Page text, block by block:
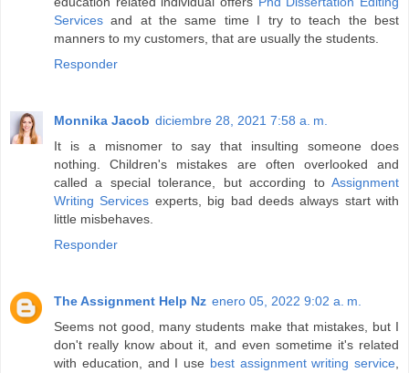
Services and at the same time I try to teach the best
manners to my customers, that are usually the students.
Responder
Monnika Jacob diciembre 28, 2021 7:58 a. m.
It is a misnomer to say that insulting someone does
nothing. Children's mistakes are often overlooked and
called a special tolerance, but according to Assignment
Writing Services experts, big bad deeds always start with
little misbehaves.
Responder
The Assignment Help Nz enero 05, 2022 9:02 a. m.
Seems not good, many students make that mistakes, but I
don't really know about it, and even sometime it's related
with education, and I use best assignment writing service